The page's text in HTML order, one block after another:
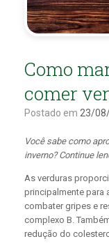
Como
comer
Postado em 23/
Você sabe como
inverno? Continue
As verduras
principalmente para
combater gripes e
complexo B.
redução do